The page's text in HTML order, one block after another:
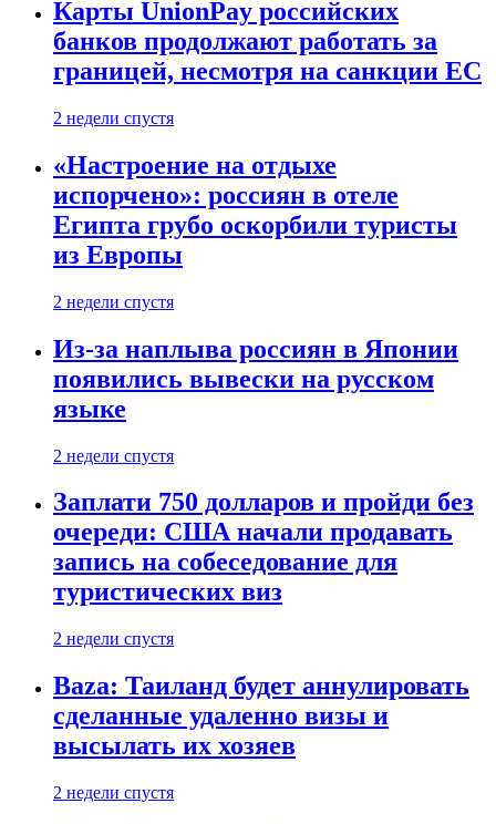
Карты UnionPay российских
банков продолжают работать за
границей, несмотря на санкции ЕС
2 недели спустя
«Настроение на отдыхе
испорчено»: россиян в отеле
Египта грубо оскорбили туристы
из Европы
2 недели спустя
Из-за наплыва россиян в Японии
появились вывески на русском
языке
2 недели спустя
Заплати 750 долларов и пройди без
очереди: США начали продавать
запись на собеседование для
туристических виз
2 недели спустя
Baza: Таиланд будет аннулировать
сделанные удаленно визы и
высылать их хозяев
2 недели спустя